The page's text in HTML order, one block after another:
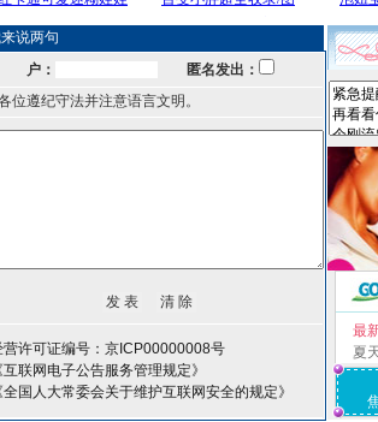
说两句
户：
匿名发出：
位遵纪守法并注意语言文明。
营许可证编号：京ICP00000008号
联网电子公告服务管理规定》
全国人大常委会关于维护互联网安全的规定》
最
夏